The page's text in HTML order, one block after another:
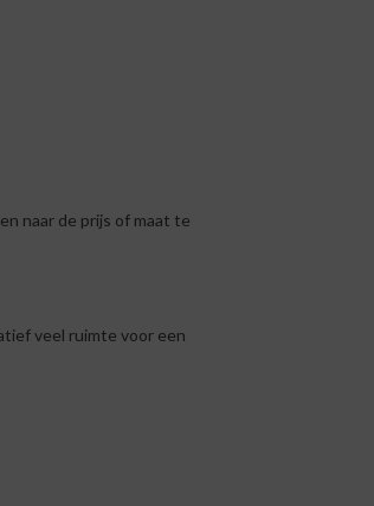
naar de prijs of maat te
veel ruimte voor een